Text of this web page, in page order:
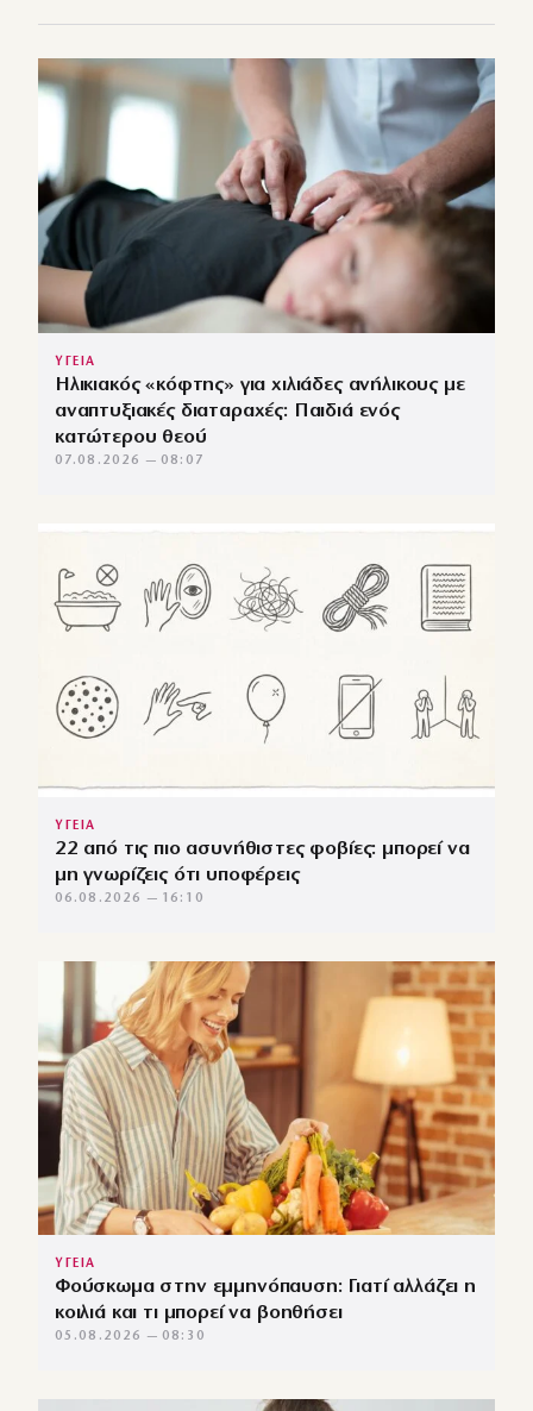
ΥΓΕΙΑ
Ηλικιακός «κόφτης» για χιλιάδες ανήλικους με
αναπτυξιακές διαταραχές: Παιδιά ενός
κατώτερου θεού
07.08.2026 — 08:07
ΥΓΕΙΑ
22 από τις πιο ασυνήθιστες φοβίες: μπορεί να
μη γνωρίζεις ότι υποφέρεις
06.08.2026 — 16:10
ΥΓΕΙΑ
Φούσκωμα στην εμμηνόπαυση: Γιατί αλλάζει η
κοιλιά και τι μπορεί να βοηθήσει
05.08.2026 — 08:30